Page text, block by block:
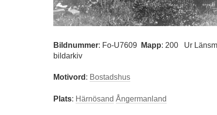
Bildnummer: Fo-U7609 Mapp: 200
Ur
bildarkiv
Motivord: Bostadshus
Plats: Härnösand Ångermanland